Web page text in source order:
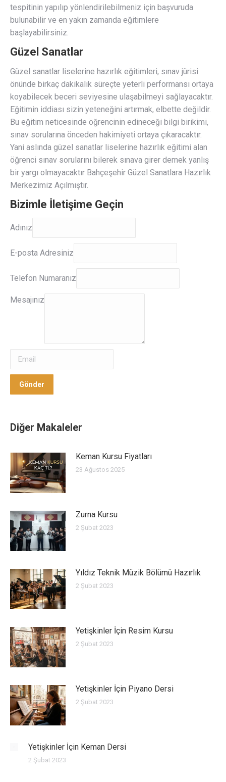
tespitinin yapılıp yönlendirilebilmeniz için başvuruda
bulunabilir ve en yakın zamanda eğitimlere
başlayabilirsiniz.
Güzel Sanatlar
Güzel sanatlar liselerine hazırlık eğitimleri, sınav jürisi
önünde birkaç dakikalık süreçte yeterli performansı ortaya
koyabilecek beceri seviyesine ulaşabilmeyi sağlayacaktır.
Eğitimin iddiası sizin yeteneğini artırmak, elbette değildir.
Bu eğitim neticesinde öğrencinin edineceği bilgi birikimi,
sınav sorularına önceden hakimiyeti ortaya çıkaracaktır.
Yani aslında güzel sanatlar liselerine hazırlık eğitimi alan
öğrenci sınav sorularını bilerek sınava girer demek yanlış
bir yargı olmayacaktır Bahçeşehir Güzel Sanatlara Hazırlık
Merkezimiz Açılmıştır.
Bizimle İletişime Geçin
Adınız
E-posta Adresiniz
posta
Adresiniz
Telefon Numaranız
Mesajınız
Gönder
Gönder
Diğer Makaleler
Keman Kursu Fiyatları
23 Ağustos 2025
Zurna Kursu
2 Şubat 2023
Yıldız Teknik Müzik Bölümü Hazırlık
2 Şubat 2023
Yetişkinler İçin Resim Kursu
2 Şubat 2023
Yetişkinler İçin Piyano Dersi
2 Şubat 2023
Yetişkinler İçin Keman Dersi
2 Şubat 2023